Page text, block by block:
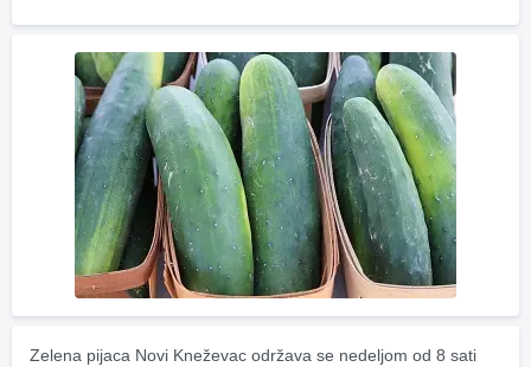
Zelena pijaca Novi Kneževac održava se nedeljom od 8 sati